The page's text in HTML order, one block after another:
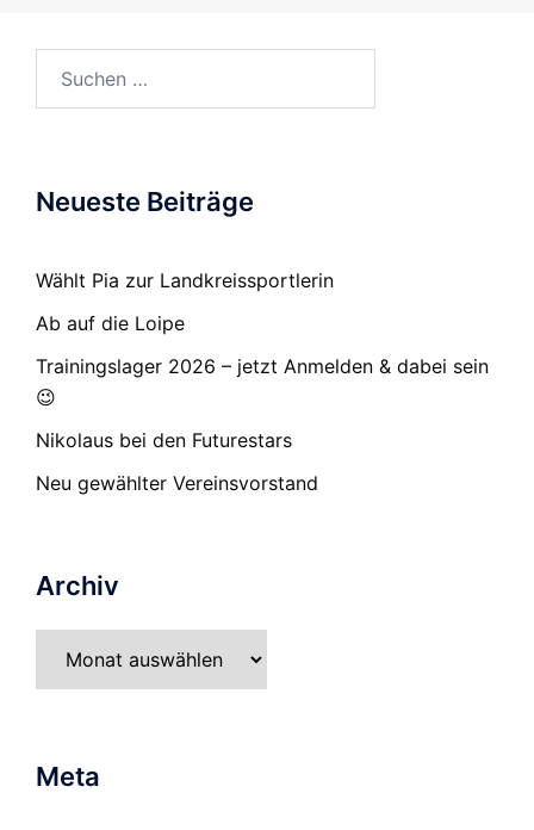
Neueste Beiträge
Wählt Pia zur Landkreissportlerin
Ab auf die Loipe
Trainingslager 2026 – jetzt Anmelden & dabei sein
😉
Nikolaus bei den Futurestars
Neu gewählter Vereinsvorstand
Archiv
Meta